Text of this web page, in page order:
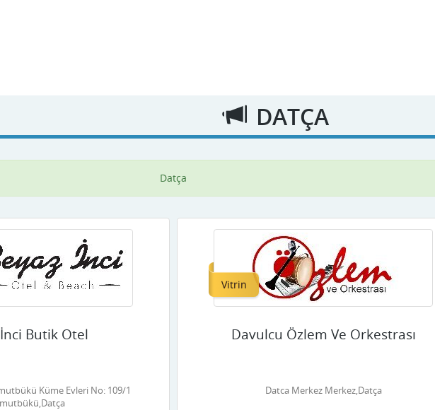
DATÇA
Datça
Butik Otel
Küme Evleri No: 109/1
Vitrin
Davulcu Özlem Ve Orkestrası
Datca Merkez Merkez,Datça